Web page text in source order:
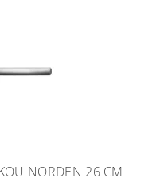
NORDEN 26 CM